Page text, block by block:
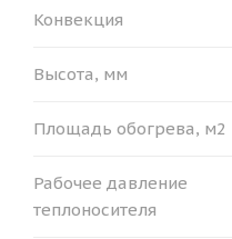
</div>
<li> рабочее давление
<li> максимальная
<span style="color:
Конвекция
Высота, мм
Площадь обогрева, м2
Рабочее давление
теплоносителя